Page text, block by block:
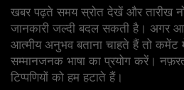
खबर पढ़ते समय स्रोत देखें और तारीख
जानकारी जल्दी बदल सकती है। अगर
आत्मीय अनुभव बताना चाहते हैं तो
सम्मानजनक भाषा का प्रयोग करें।
टिप्पणियों को हम हटाते हैं।